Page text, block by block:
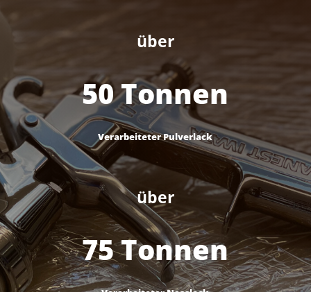
über
50 Tonnen
Verarbeiteter Pulverlack
über
75 Tonnen